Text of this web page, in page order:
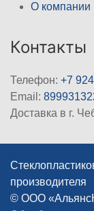
О компании
Контакты
Телефон: +7
Email:
Доставка в г.
производителя
© ООО